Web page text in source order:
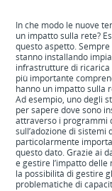
In che modo le nuove
un impatto sulla rete?
questo aspetto.
stanno installando
infrastrutture di ricarica
più importante
hanno un impatto sulla
Ad esempio, uno degli
per sapere dove sono
attraverso i programmi
sull’adozione di sistemi
particolarmente
questo dato. Grazie ai
e gestire l’impatto
la possibilità di gestire
problematiche di